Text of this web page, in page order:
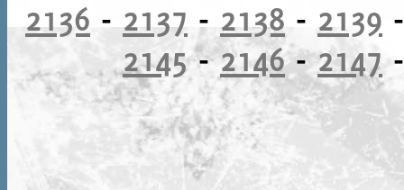
2136 - 2137 - 2138 - 2139
2145-2146-2147